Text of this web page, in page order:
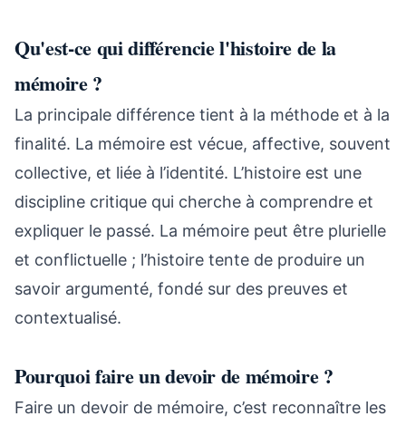
Qu'est-ce qui différencie l'histoire de la
mémoire ?
La principale différence tient à la méthode et à la
finalité. La mémoire est vécue, affective, souvent
collective, et liée à l’identité. L’histoire est une
discipline critique qui cherche à comprendre et
expliquer le passé. La mémoire peut être plurielle
et conflictuelle ; l’histoire tente de produire un
savoir argumenté, fondé sur des preuves et
contextualisé.
Pourquoi faire un devoir de mémoire ?
Faire un devoir de mémoire, c’est reconnaître les